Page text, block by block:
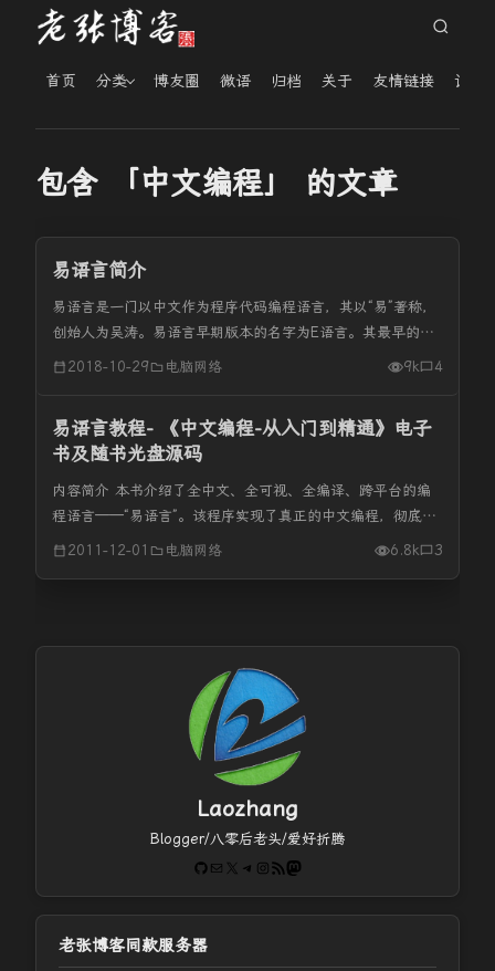
首页 分类 博友圈 微语 归档 关于 友情链接 读者
包含 「中文编程」 的文章
易语言简介
易语言是一门以中文作为程序代码编程语言，其以“易”著称，
创始人为吴涛。易语言早期版本的名字为E语言。其最早的版
本的发布可追溯至2000年9月11日。创造易语言的初衷是进
2018-10-29 电脑网络 9k 4
易语言教程- 《中文编程-从入门到精通》电子
书及随书光盘源码
内容简介 本书介绍了全中文、全可视、全编译、跨平台的编
程语言——“易语言”。该程序实现了真正的中文编程，彻底摆
脱英文的语言模式，符合中国人的习惯。“易语言”功能强大，
2011-12-01 电脑网络 6.8k 3
Laozhang
Blogger/八零后老头/爱好折腾
GitHub
电子邮件 X Telegram
Instagram
RSS FeedMastodon
老张博客同款服务器